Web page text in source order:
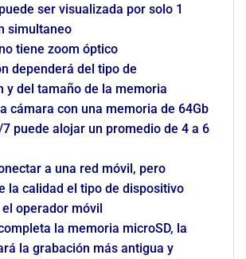
ser visualizada por solo 1
simultaneo
tiene zoom óptico
dependerá del tipo de
y del tamaño de la memoria
cámara con una memoria de 64Gb
puede alojar un promedio de 4 a 6
a una red móvil, pero
la calidad el tipo de dispositivo
operador móvil
la memoria microSD, la
la grabación más antigua y